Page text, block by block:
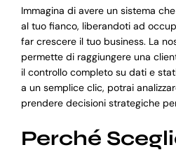
Immagina di avere un sistema
al tuo fianco, liberandoti ad
far crescere il tuo business. La
permette di raggiungere una
il controllo completo su dati e
a un semplice clic, potrai
prendere decisioni strategiche
Perché